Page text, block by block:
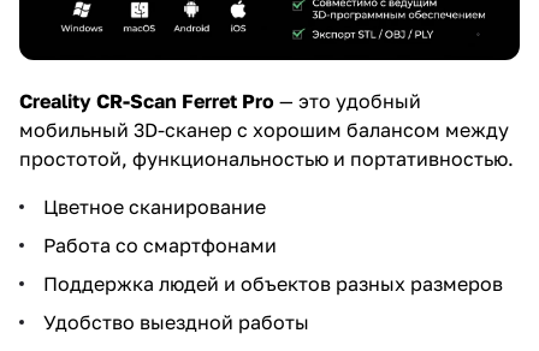
Creality CR-Scan Ferret Pro — это удобный
мобильный 3D-сканер с хорошим балансом между
простотой, функциональностью и портативностью.
Цветное сканирование
Работа со смартфонами
Поддержка людей и объектов разных размеров
Удобство выездной работы